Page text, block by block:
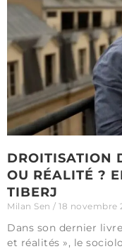
DROITISATION
OU RÉALITÉ ?
TIBERJ
Milan Sen 18 novembre
Dans son dernier
et réalités », le